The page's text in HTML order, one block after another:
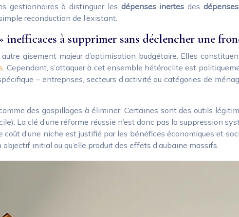
gestionnaires à distinguer les dépenses inertes des
reconduction de l’existant.
à supprimer sans déclencher une
gisement majeur d’optimisation budgétaire. Elles
. Cependant, s’attaquer à cet ensemble hétéroclite est
– entreprises, secteurs d’activité ou catégories de
des gaspillages à éliminer. Certaines sont des outils
La clé d’une réforme réussie n’est donc pas la suppression
d’une niche est justifié par les bénéfices économiques et
initial ou qu’elle produit des effets d’aubaine massifs.